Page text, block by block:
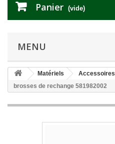
Panier (vide)
MENU
Matériels Accessoires
brosses de rechange 581982002